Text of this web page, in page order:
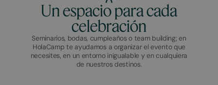
Un espacio para cada
celebración
Seminarios, bodas, cumpleaños o team building; en
HolaCamp te ayudamos a organizar el evento que
necesites, en un entorno inigualable y en cualquiera
de nuestros destinos.